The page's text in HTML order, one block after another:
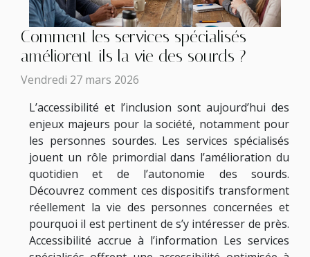
Comment les services spécialisés
améliorent-ils la vie des sourds ?
Vendredi 27 mars 2026
L’accessibilité et l’inclusion sont aujourd’hui des
enjeux majeurs pour la société, notamment pour
les personnes sourdes. Les services spécialisés
jouent un rôle primordial dans l’amélioration du
quotidien et de l’autonomie des sourds.
Découvrez comment ces dispositifs transforment
réellement la vie des personnes concernées et
pourquoi il est pertinent de s’y intéresser de près.
Accessibilité accrue à l’information Les services